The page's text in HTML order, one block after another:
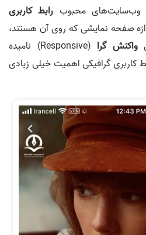
وب‌سایت‌های محبوب رابط کاربری
صفحه نمایشی که روی آن هستند،
واکنش گرا
(Responsive) نامیده
کاربری گرافیکی اهمیت خیلی زیادی